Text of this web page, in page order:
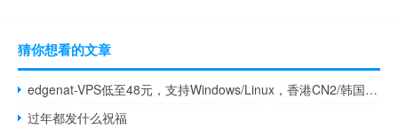
猜你想看的文章
edgenat-VPS低至48元，支持Windows/Linux，香港CN2/韩国SK(原生IP)/美国三网AS4837
过年都发什么祝福